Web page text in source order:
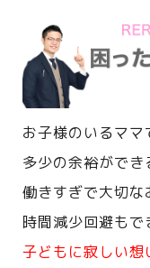
お子様のいるママ
多少の余裕ができ
働きすぎで大切な
時間減少回避もで
子どもに寂しい